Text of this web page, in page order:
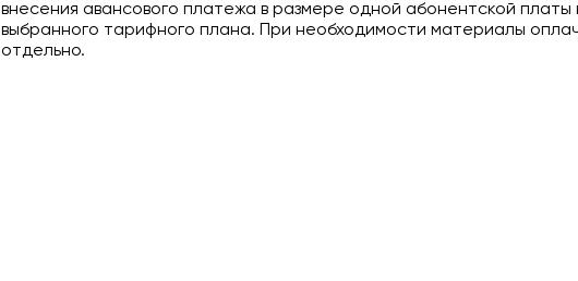
внесения авансового платежа в размере одной абонентской платы
выбранного тарифного плана. При необходимости материалы
отдельно.